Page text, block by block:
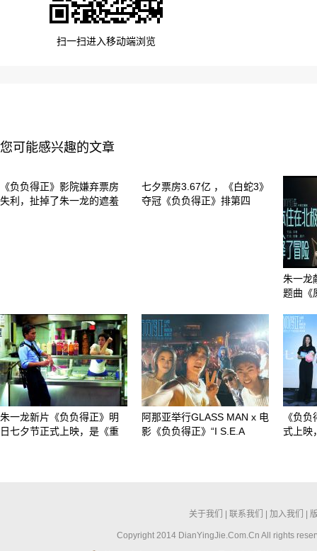
扫一扫进入移动端浏览
您可能感兴趣的文章
《负负得正》影院嫌弃票房
失利，扯掉了朱一龙的遮羞
七夕票房3.67亿 ，《白蛇3》
夺冠《负负得正》排第四
朱一龙
题曲《
朱一龙新片《负负得正》明
日七夕节正式上映，是《重
阿那亚举行GLASS MAN x 电
影《负负得正》“I S.E.A
《负
式上映
关于我们 联系我们 加入我们
Copyright 2014 DianYingJie.Com.Cn All rights